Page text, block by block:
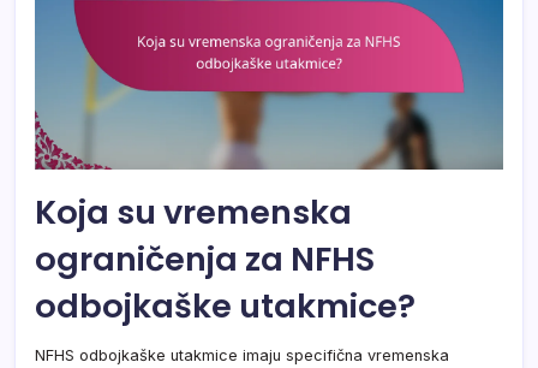
Koja su vremenska
ograničenja za NFHS
odbojkaške utakmice?
NFHS odbojkaške utakmice imaju specifična vremenska